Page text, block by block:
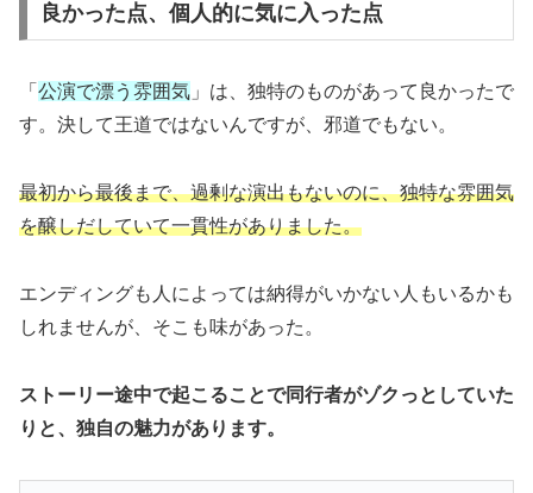
良かった点、個人的に気に入った点
「 公演で漂う雰囲気 」は、独特のものがあって良かったで
す。決して王道ではないんですが、邪道でもない。
最初から最後まで、過剰な演出もないのに、独特な雰囲気
を醸しだしていて一貫性がありました。
エンディングも人によっては納得がいかない人もいるかも
しれませんが、そこも味があった。
ストーリー途中で起こることで同行者がゾクっとしていた
りと、独自の魅力があります。